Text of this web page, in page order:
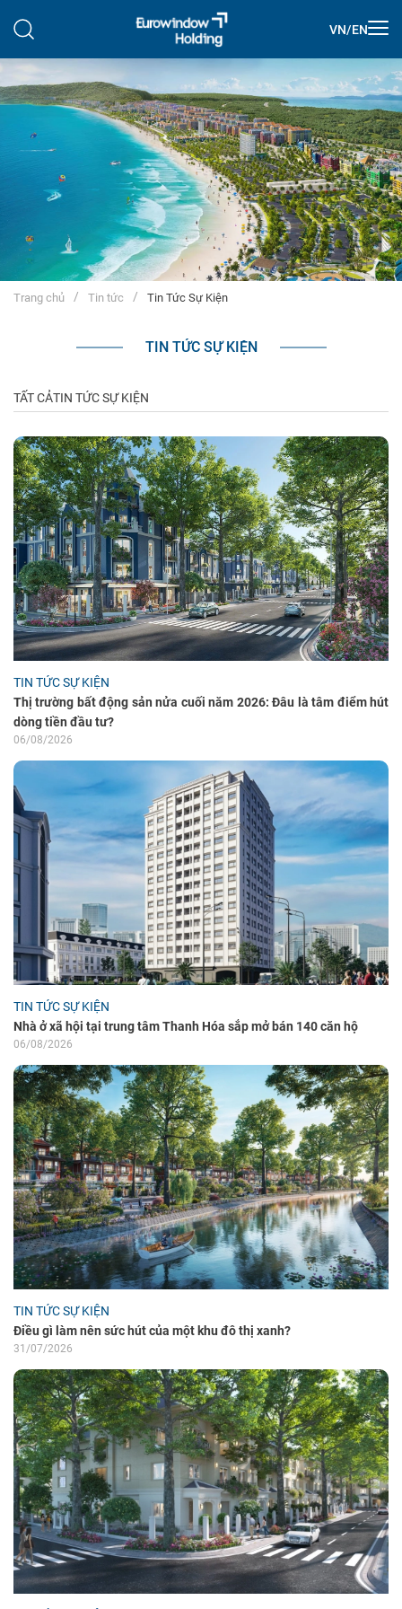
VN/EN
Trang chủ Tin tức Tin Tức Sự Kiện
TIN TỨC SỰ KIỆN
TẤT CẢTIN TỨC SỰ KIỆN
TIN TỨC SỰ KIỆN
Thị trường bất động sản nửa cuối năm 2026: Đâu là tâm điểm hút
dòng tiền đầu tư?
06/08/2026
TIN TỨC SỰ KIỆN
Nhà ở xã hội tại trung tâm Thanh Hóa sắp mở bán 140 căn hộ
06/08/2026
TIN TỨC SỰ KIỆN
Điều gì làm nên sức hút của một khu đô thị xanh?
31/07/2026